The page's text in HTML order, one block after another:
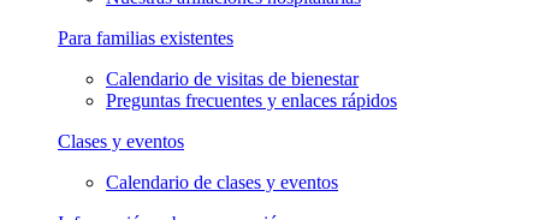
Para familias existentes
Calendario de visitas de bienestar
Preguntas frecuentes y enlaces rápidos
Clases y eventos
Calendario de clases y eventos